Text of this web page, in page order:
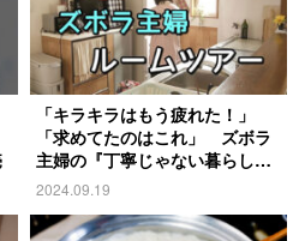
「キラキラはもう疲れた！」
「求めてたのはこれ」 ズボラ
主婦の『丁寧じゃない暮らし』
がこちら
2024.09.19